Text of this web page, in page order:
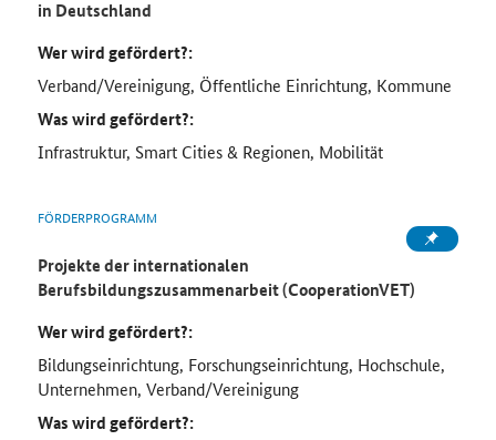
in Deutschland
Wer wird gefördert?:
Verband/Vereinigung, Öffentliche Einrichtung, Kommune
Was wird gefördert?:
Infrastruktur, Smart Cities & Regionen, Mobilität
FÖRDERPROGRAMM
Projekte der internationalen
Berufsbildungszusammenarbeit (CooperationVET)
Wer wird gefördert?:
Bildungseinrichtung, Forschungseinrichtung, Hochschule,
Unternehmen, Verband/Vereinigung
Was wird gefördert?: